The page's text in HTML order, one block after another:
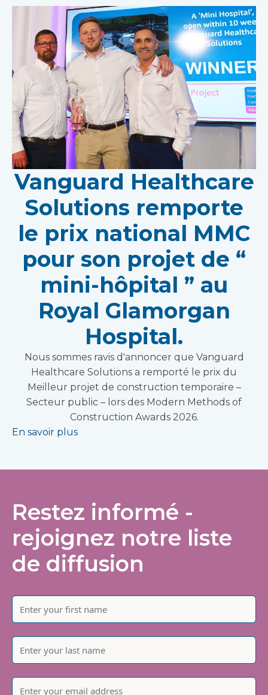
Vanguard Healthcare
Solutions remporte
le prix national MMC
pour son projet de “
mini-hôpital ” au
Royal Glamorgan
Hospital.
Nous sommes ravis d'annoncer que Vanguard
Healthcare Solutions a remporté le prix du
Meilleur projet de construction temporaire –
Secteur public – lors des Modern Methods of
Construction Awards 2026.
En savoir plus
Restez informé -
rejoignez notre liste
de diffusion